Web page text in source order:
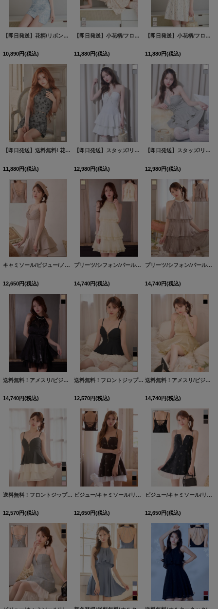
【即日発送】花柄/リボンショルダー/キャミソール/レース/チュール/ストレッチ/タイト/スリット/ミニドレス/キャバドレス【S-Mサイズ/2カラー】[OF03]【YN】dzjvCAC
10,890円(税込)
【即日発送】小花柄/フロントジップ/ホルターネック/リボン/シフォン/ギャザー/フレアー/谷間見せ/ミニドレス/キャバドレス【S-Mサイズ/2カラー】[OF03]【YN】dzmvBF
11,880円(税込)
【即日発送】小花柄/フロントジップ/ホルターネック/リボン/シフォン/ギャザー/フレアー/谷間見せ/ミニドレス/キャバドレス【S-Mサイズ/2カラー】[OF03]【YN】dzmvBF
11,880円(税込)
【即日発送】送料無料! 花柄/アメスリ/セットアップ/2ピース/ノースリーブ/Aライン/ミニドレス/キャバドレス【XS-Lサイズ/2カラー】【】[OF01]【SB】dzmvIA
11,880円(税込)
【即日発送】スタッズ/リボン/ホルターネック/2段ティアード/フレアー/谷間見せ/スーツ生地/ミニドレス/キャバドレス【XS-Mサイズ/2カラー】[OF03]【YN】dzwuBF
12,980円(税込)
【即日発送】スタッズ/リボン/ホルターネック/2段ティアード/フレアー/谷間見せ/スーツ生地/ミニドレス/キャバドレス【XS-Mサイズ/2カラー】[OF03]【YN】dzwuBF
12,980円(税込)
キャミソール/ビジュー/ノースリーブ/バックレースアップ/谷間見せ/フリルスカート/ミニドレス/キャバドレス【S-Mサイズ/1カラー】[OF03]【YN】dzwsBF【予約商品/9月上旬発送予定】
12,650円(税込)
プリーツ/シフォン/パールビジュー/ティアード/バックリボン/ノースリーブ/アメスリ/ミニドレス/キャバドレス【XS-Mサイズ/2カラー】[OF03]【YN】dzjvBF【予約商品/8月下旬発送予定】
14,740円(税込)
プリーツ/シフォン/パールビジュー/ティアード/バックリボン/ノースリーブ/アメスリ/ミニドレス/キャバドレス【XS-Mサイズ/2カラー】[OF03]【YN】dzjvBF【予約商品/8月下旬発送予定】
14,740円(税込)
送料無料！アメスリ/ビジュー/胸閉じ/シフォン生地/チュール/フレア/ミニドレス/キャバドレス【XS-Mサイズ/2カラー】[OF03]【YN】dzwjgBF【予約商品/8月中旬発送予定】
14,740円(税込)
送料無料！フロントジップ/キャミソール/２段フリル/ティアード/ミニドレス/キャバドレス【XS-Mサイズ/5カラー】[OF03]【YN】dzjv【一部予約商品/9月中旬発送予定】
12,570円(税込)
送料無料！アメスリ/ビジュー/胸閉じ/シフォン生地/チュール/フレア/ミニドレス/キャバドレス【XS-Mサイズ/2カラー】[OF03]【YN】dzwjgBF【予約商品/8月中旬発送予定】
14,740円(税込)
送料無料！フロントジップ/キャミソール/２段フリル/ティアード/ミニドレス/キャバドレス【XS-Mサイズ/5カラー】[OF03]【YN】dzjv【一部予約商品/9月中旬発送予定】
12,570円(税込)
ビジュー/キャミソール/リボン/チュール/バックオープン/ジップ/Aライン/ミニドレス/キャバドレス【XS-Mサイズ/3カラー】【予約商品/8月中旬発送予定】 [OF01]【SB】dzwgBF
12,650円(税込)
ビジュー/キャミソール/リボン/チュール/バックオープン/ジップ/Aライン/ミニドレス/キャバドレス【XS-Mサイズ/3カラー】（8月中旬発送予定） [OF01]【SB】dzwgBF
12,650円(税込)